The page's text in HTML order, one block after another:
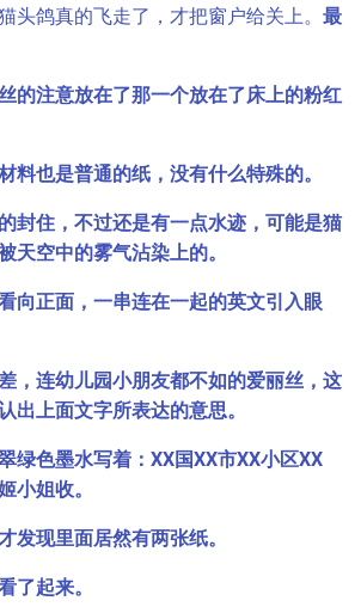
头鸽真的飞走了，才把窗户给关上。 最
的注意放在了那一个放在了床上的粉红
料也是普通的纸，没有什么特殊的。
封住，不过还是有一点水迹，可能是猫
天空中的雾气沾染上的。
向正面，一串连在一起的英文引入眼
，连幼儿园小朋友都不如的爱丽丝，这
出上面文字所表达的意思。
绿色墨水写着：XX国XX市XX小区XX
小姐收。
发现里面居然有两张纸。
了起来。